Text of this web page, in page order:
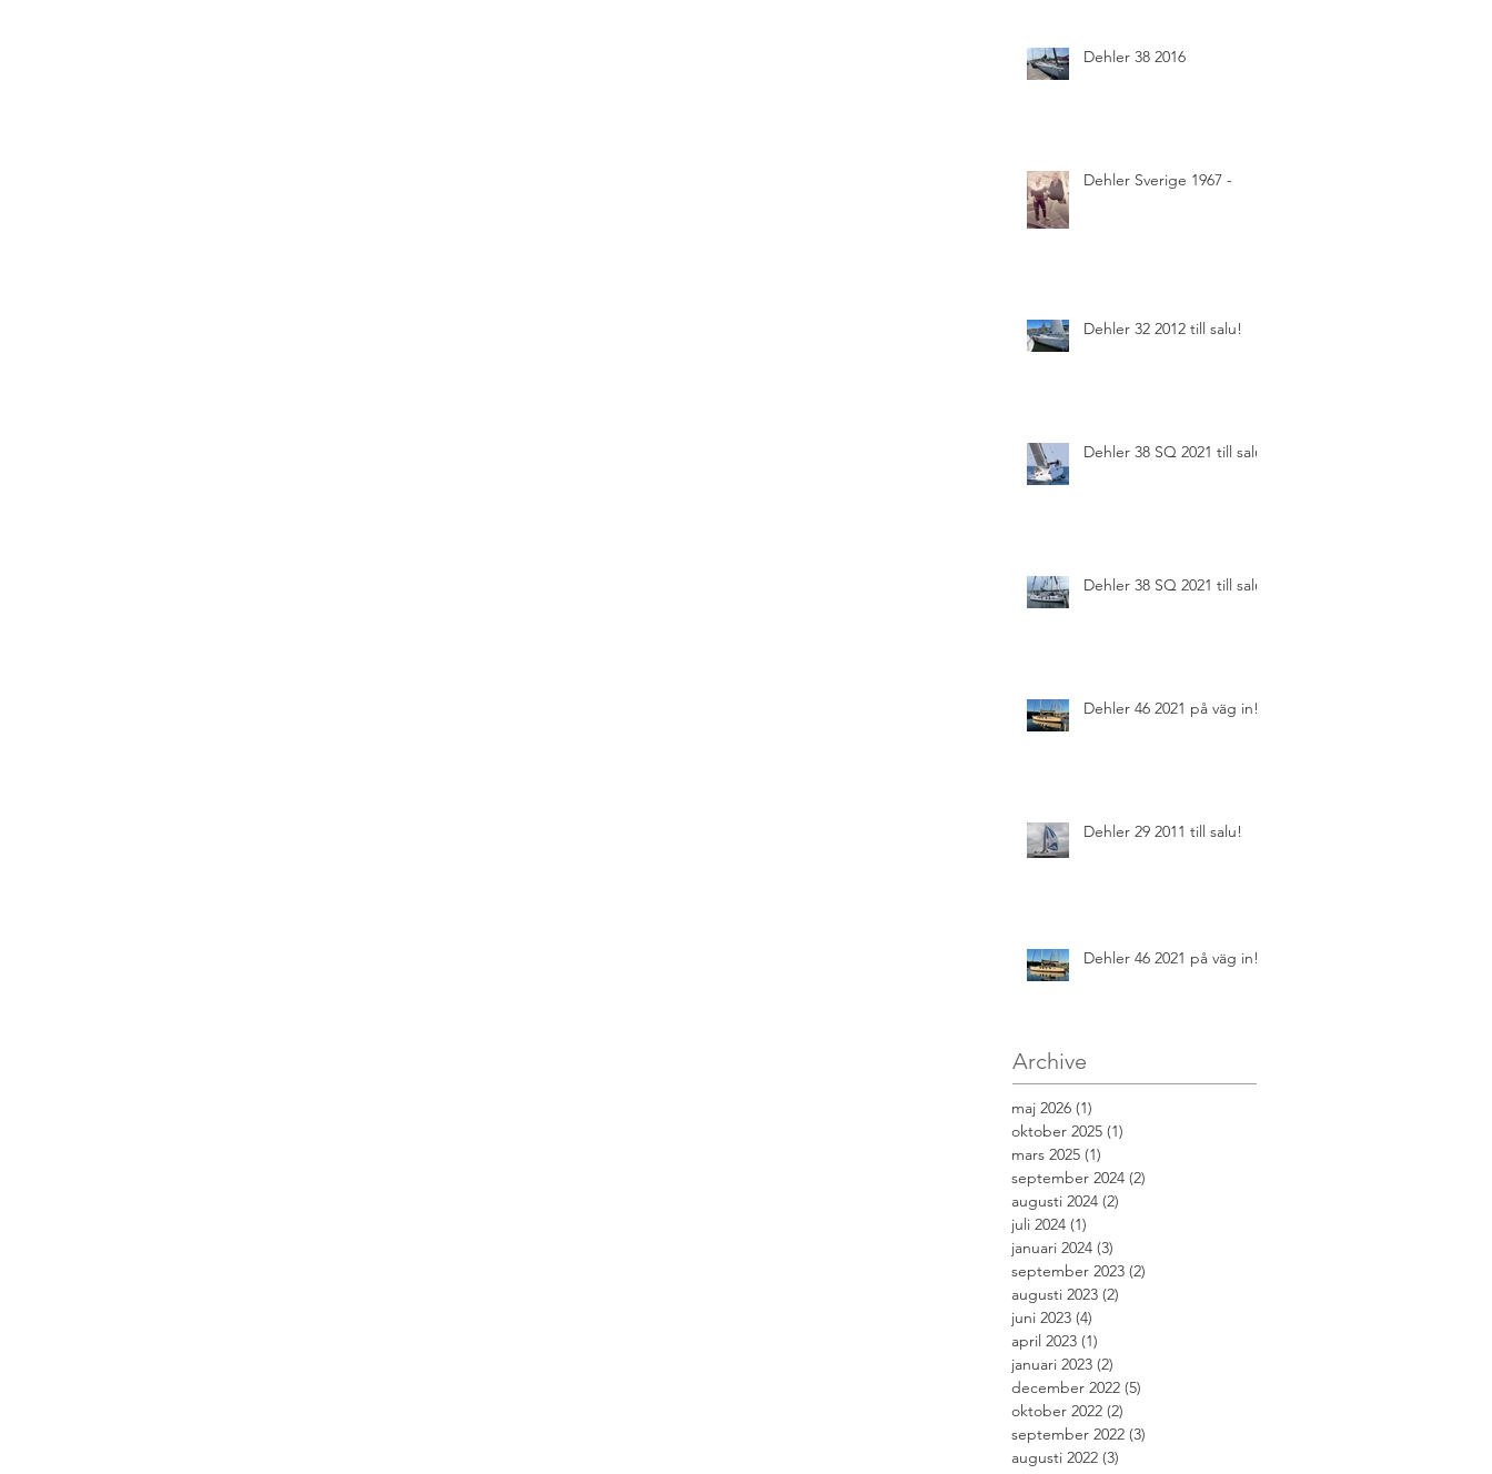
Dehler 38 2016
Dehler Sverige 1967 -
Dehler 32 2012 till salu!
Dehler 38 SQ 2021 till salu!
Dehler 38 SQ 2021 till salu!
Dehler 46 2021 på väg in!
Dehler 29 2011 till salu!
Dehler 46 2021 på väg in!
Archive
maj 2026 (1)
oktober 2025 (1)
mars 2025 (1)
september 2024 (2)
augusti 2024 (2)
juli 2024 (1)
januari 2024 (3)
september 2023 (2)
augusti 2023 (2)
juni 2023 (4)
april 2023 (1)
januari 2023 (2)
december 2022 (5)
oktober 2022 (2)
september 2022 (3)
augusti 2022 (3)